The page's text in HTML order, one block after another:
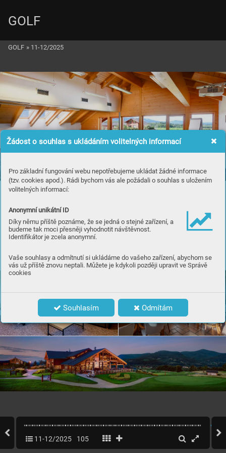
Žádost o souhlas s ukládáním volitelných informací
Pro základní fungování webu nepotřebujeme ukládat žádné informace
(tzv. cookies apod.). Rádi bychom vás ale požádali o souhlas s uložením
volitelných informací:
Anonymní unikátní ID
Díky němu příště poznáme, že se jedná o stejné zařízení, a
budeme tak moci přesněji vyhodnotit návštěvnost.
Identifikátor je zcela anonymní.
Vaše souhlasy a odmítnutí si ukládáme do vašeho zařízení, abychom se
vás už příště znovu neptali. Můžete je kdykoli později upravit ve Správě
cookies
Souhlasím Odmítám
FIREMNÍ EVENT
V GOLF & SKI RESORTU OSTRA VICE
Firemní golfové akademie
| martina.tichavska@tmr
Uspořádejte jedinečný
V ečírek
GOLF
GOLF » 11-12/2025
11-12/2025 105